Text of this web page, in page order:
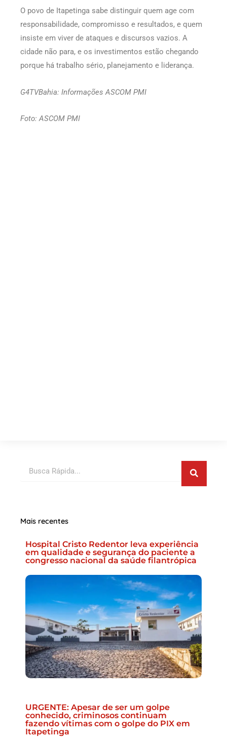
O povo de Itapetinga sabe distinguir quem age com
responsabilidade, compromisso e resultados, e quem
insiste em viver de ataques e discursos vazios. A
cidade não para, e os investimentos estão chegando
porque há trabalho sério, planejamento e liderança.
G4TVBahia: Informações ASCOM PMI
Foto: ASCOM PMI
Mais recentes
Hospital Cristo Redentor leva experiência
em qualidade e segurança do paciente a
congresso nacional da saúde filantrópica
URGENTE: Apesar de ser um golpe
conhecido, criminosos continuam
fazendo vítimas com o golpe do PIX em
Itapetinga